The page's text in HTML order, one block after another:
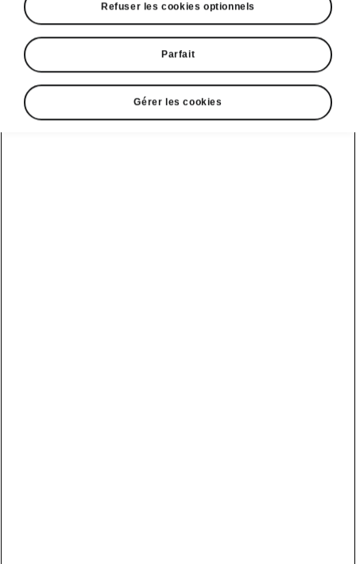
Refuser les cookies optionnels
Parfait
Gérer les cookies